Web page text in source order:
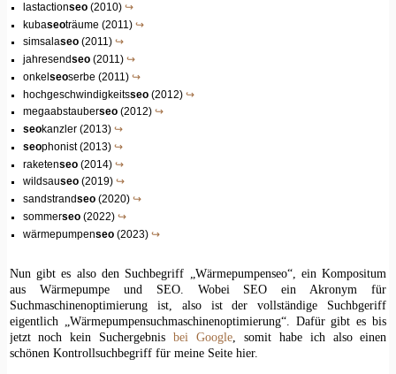
lastactionseo (2010)↪
kubaseoträume (2011)↪
simsalaseo (2011)↪
jahresendseo (2011)↪
onkelseoserbe (2011)↪
hochgeschwindigkeitsseo (2012)↪
megaabstauberseo (2012)↪
seokanzler (2013)↪
seophonist (2013)↪
raketenseo (2014)↪
wildsauseo (2019)↪
sandstrandseo (2020)↪
sommerseo (2022)↪
wärmepumpenseo (2023)↪
Nun gibt es also den Suchbegriff „Wärmepumpenseo“, ein Kompositum
aus Wärmepumpe und SEO. Wobei SEO ein Akronym für
Suchmaschinenoptimierung ist, also ist der vollständige Suchbgeriff
eigentlich „Wärmepumpensuchmaschinenoptimierung“. Dafür gibt es bis
jetzt noch kein Suchergebnisbei Google , somit habe ich also einen
schönen Kontrollsuchbegriff für meine Seite hier.